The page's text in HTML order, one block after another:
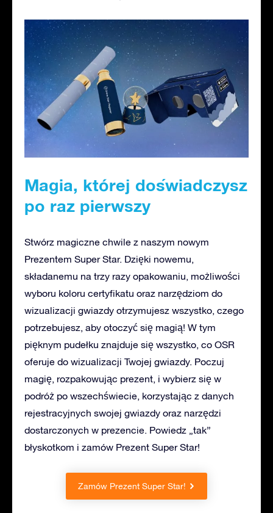
Magia, której doświadczysz
po raz pierwszy
Stwórz magiczne chwile z naszym nowym
Prezentem Super Star. Dzięki nowemu,
składanemu na trzy razy opakowaniu, możliwości
wyboru koloru certyfikatu oraz narzędziom do
wizualizacji gwiazdy otrzymujesz wszystko, czego
potrzebujesz, aby otoczyć się magią! W tym
pięknym pudełku znajduje się wszystko, co OSR
oferuje do wizualizacji Twojej gwiazdy. Poczuj
magię, rozpakowując prezent, i wybierz się w
podróż po wszechświecie, korzystając z danych
rejestracyjnych swojej gwiazdy oraz narzędzi
dostarczonych w prezencie. Powiedz „tak”
błyskotkom i zamów Prezent Super Star!
Zamów Prezent Super Star!